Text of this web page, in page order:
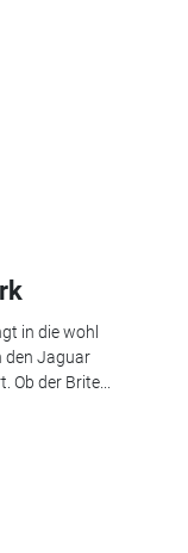
in die wohl
den Jaguar
der Brite...